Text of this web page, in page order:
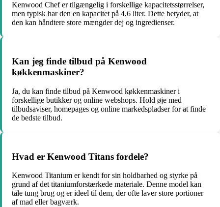
Kenwood Chef er tilgængelig i forskellige kapacitetsstørrelser,
men typisk har den en kapacitet på 4,6 liter. Dette betyder, at
den kan håndtere store mængder dej og ingredienser.
Kan jeg finde tilbud på Kenwood
køkkenmaskiner?
Ja, du kan finde tilbud på Kenwood køkkenmaskiner i
forskellige butikker og online webshops. Hold øje med
tilbudsaviser, homepages og online markedspladser for at finde
de bedste tilbud.
Hvad er Kenwood Titans fordele?
Kenwood Titanium er kendt for sin holdbarhed og styrke på
grund af det titaniumforstærkede materiale. Denne model kan
tåle tung brug og er ideel til dem, der ofte laver store portioner
af mad eller bagværk.